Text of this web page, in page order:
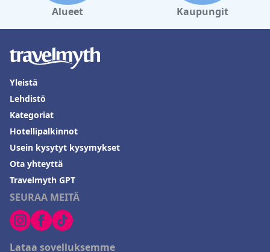
Alueet Kaupungit
SEURAA MEITÄ
Lataa sovelluksemme
Yleistä
Lehdistö
Kategoriat
Hotellipalkinnot
Usein kysytyt kysymykset
Ota yhteyttä
Travelmyth GPT